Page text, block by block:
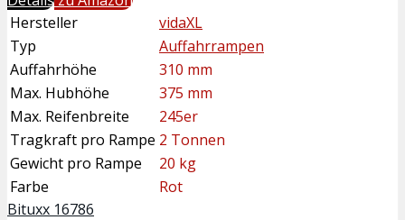
Hersteller
vidaXL
Typ
Auffahrrampen
Auffahrhöhe
310 mm
Max. Hubhöhe
375 mm
Max. Reifenbreite
245er
Tragkraft pro Rampe 2 Tonnen
Gewicht pro Rampe
20 kg
Farbe
Rot
Bituxx 16786